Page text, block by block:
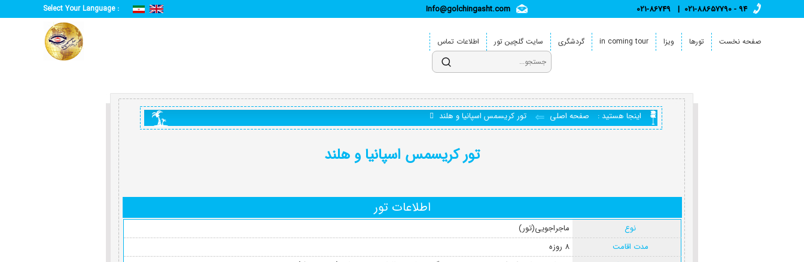
Select Your Language : 021-88657790 - 94
021-86749
Info@golchingasht.com
صفحه نخست تورها ویزا in coming tour گردشگری سایت گلچین تور اطلاعات تماس
اینجا هستید : صفحه اصلی تور کریسمس اسپانیا و هلند
تور کریسمس اسپانیا و هلند
اطلاعات تور
نوع
ماجراجویی(تور)
مدت اقامت
8 روزه